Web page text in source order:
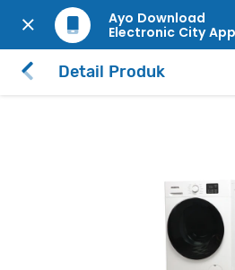
Ayo Download
Electronic City
Detail Produk